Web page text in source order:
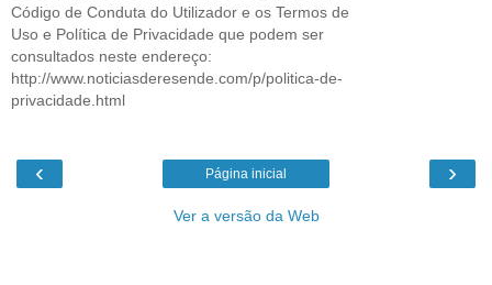
Código de Conduta do Utilizador e os Termos de
Uso e Política de Privacidade que podem ser
consultados neste endereço:
http://www.noticiasderesende.com/p/politica-de-
privacidade.html
‹ ›
Página inicial
Ver a versão da Web